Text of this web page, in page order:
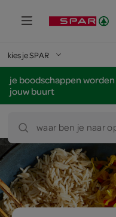
kies je SPAR
je boodschappen
jouw buurt
waar ben je naar